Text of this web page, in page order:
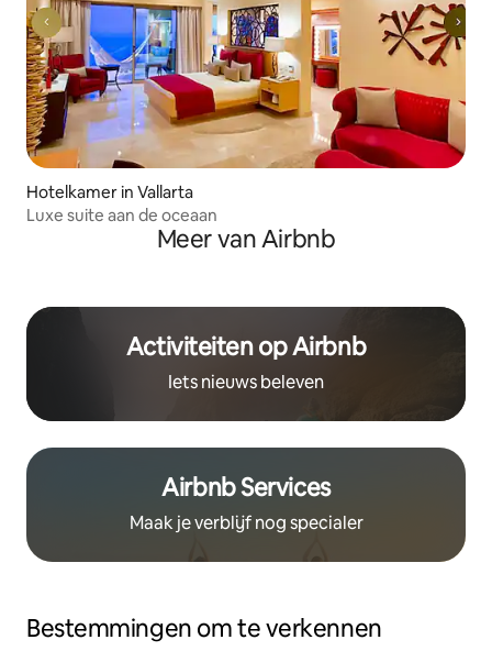
Hotelkamer in Vallarta
Luxe suite aan de oceaan
Meer van Airbnb
Activiteiten op Airbnb
Iets nieuws beleven
Airbnb Services
Maak je verblijf nog specialer
Bestemmingen om te verkennen